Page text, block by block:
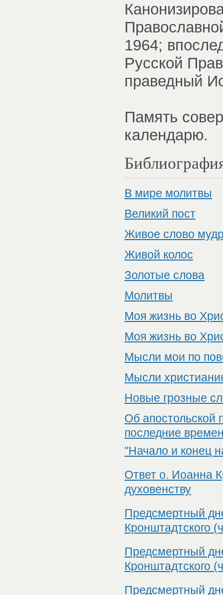
1964;
Русской
праведный
Память
календарю.
В мире молитвы
Великий пост
Живое слово
Живой колос
Золотые слова
Молитвы
Моя жизнь во
Моя жизнь во
Мысли мои по
Мысли
Новые грозные
Об апостольской
последние
"Начало и конец
Ответ о. Иоанна
духовенству
Предсмертный
Кронштадтского
Предсмертный
Кронштадтского
Предсмертный